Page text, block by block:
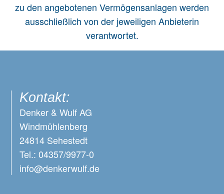
zu den angebotenen Vermögensanlagen werden
ausschließlich von der jeweiligen Anbieterin
verantwortet.
Kontakt:
Denker & Wulf AG
Windmühlenberg
24814 Sehestedt
Tel.: 04357/9977-0
info@denkerwulf.de